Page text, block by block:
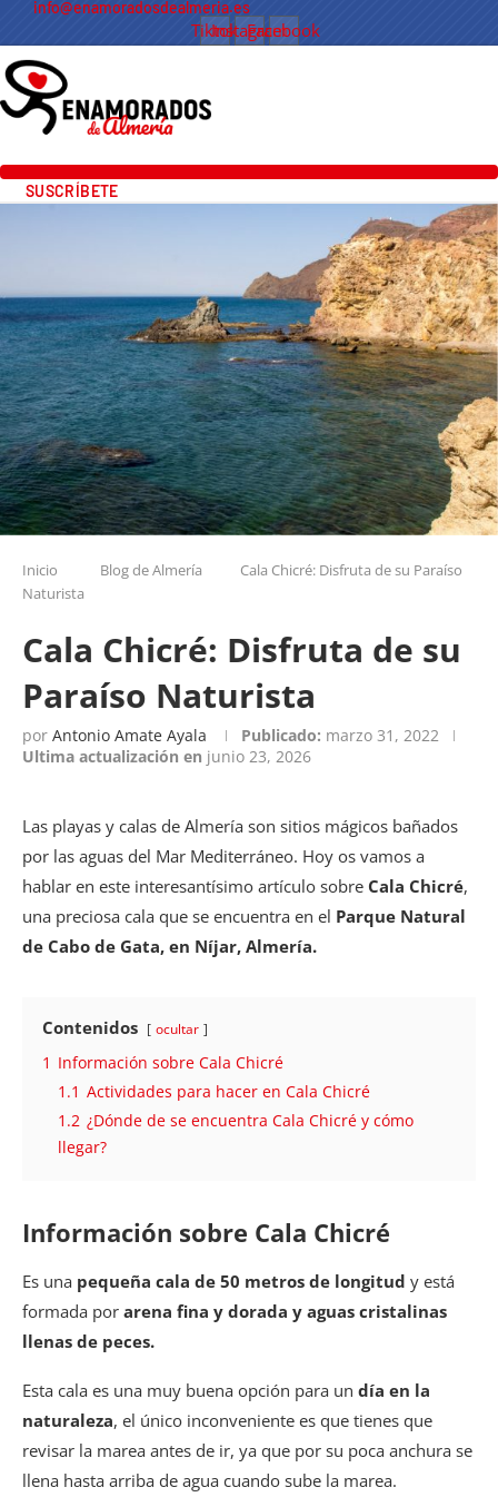
info@enamoradosdealmeria.es
Tiktok
Instagram
Facebook
SUSCRÍBETE
Inicio Blog de Almería
Cala Chicré: Disfruta de su Paraíso
Naturista
Cala Chicré: Disfruta de su
Paraíso Naturista
por Antonio Amate Ayala Publicado: marzo 31, 2022
Ultima actualización en junio 23, 2026
Las playas y calas de Almería son sitios mágicos bañados
por las aguas del Mar Mediterráneo. Hoy os vamos a
hablar en este interesantísimo artículo sobre Cala Chicré,
una preciosa cala que se encuentra en el Parque Natural
de Cabo de Gata, en Níjar, Almería.
Contenidos ocultar
1 Información sobre Cala Chicré
1.1 Actividades para hacer en Cala Chicré
1.2 ¿Dónde de se encuentra Cala Chicré y cómo
llegar?
Información sobre Cala Chicré
Es una pequeña cala de 50 metros de longitud y está
formada por arena fina y dorada y aguas cristalinas
llenas de peces.
Esta cala es una muy buena opción para un día en la
naturaleza, el único inconveniente es que tienes que
revisar la marea antes de ir, ya que por su poca anchura se
llena hasta arriba de agua cuando sube la marea.